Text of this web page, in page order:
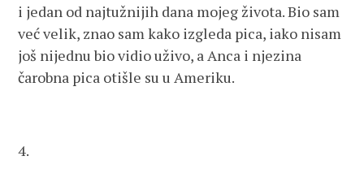
i jedan od najtužnijih dana mojeg života. Bio sam
već velik, znao sam kako izgleda pica, iako nisam
još nijednu bio vidio uživo, a Anca i njezina
čarobna pica otišle su u Ameriku.
4.